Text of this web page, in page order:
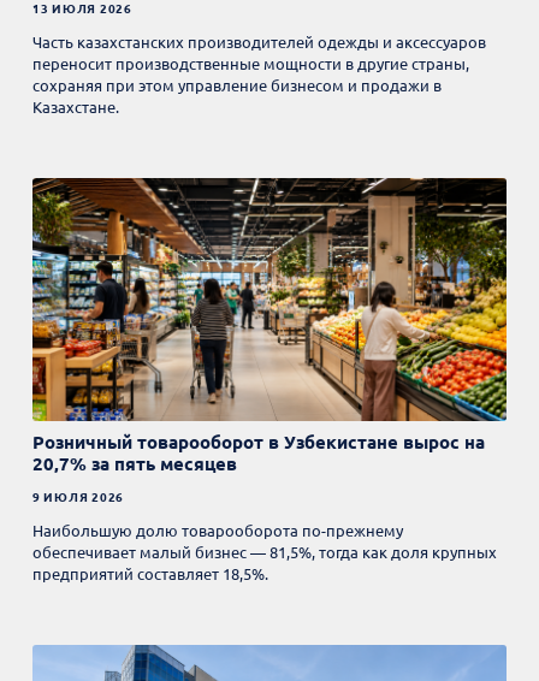
13 ИЮЛЯ 2026
Часть казахстанских производителей одежды и аксессуаров
переносит производственные мощности в другие страны,
сохраняя при этом управление бизнесом и продажи в
Казахстане.
Розничный товарооборот в Узбекистане вырос на
20,7% за пять месяцев
9 ИЮЛЯ 2026
Наибольшую долю товарооборота по-прежнему
обеспечивает малый бизнес — 81,5%, тогда как доля крупных
предприятий составляет 18,5%.